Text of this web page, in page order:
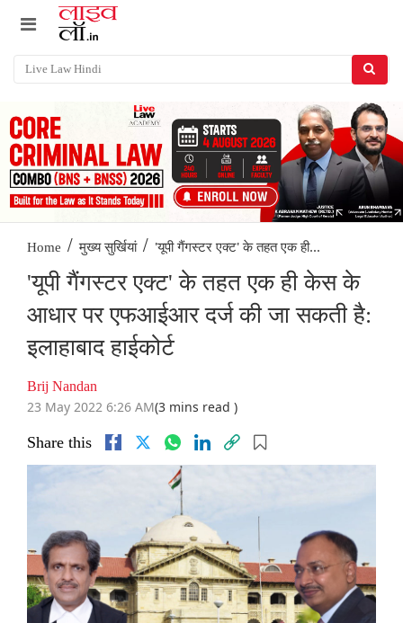
Home / मुख्य सुर्खियां / 'यूपी गैंगस्टर एक्ट' के तहत एक ही...
'यूपी गैंगस्टर एक्ट' के तहत एक ही केस के
आधार पर एफआईआर दर्ज की जा सकती है:
इलाहाबाद हाईकोर्ट
Brij Nandan
23 May 2022 6:26 AM(3 mins read )
Share this